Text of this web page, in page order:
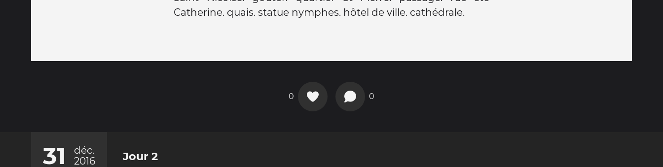
Catherine. quais. statue nymphes. hôtel de ville. cathédrale.
0 0
31
déc.
2016
Jour 2